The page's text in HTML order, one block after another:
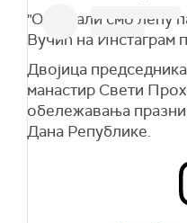
"Одиграли смо лепу
Вучић на Инстаграм
Двојица
манастир Свети
обележавања
Дана Републике.